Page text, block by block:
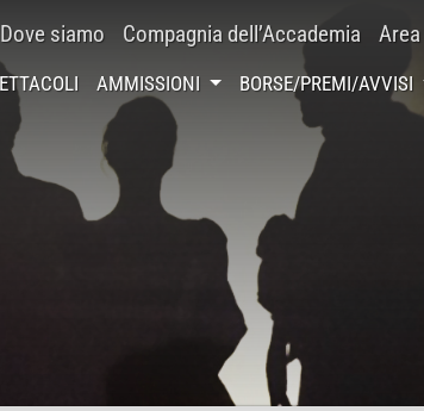
Dove siamo Compagnia dell’Accademia
AMMISSIONI BORSE/PREMI/AVVISI